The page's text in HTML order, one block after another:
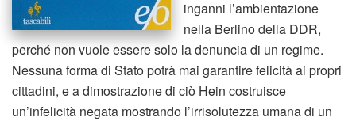
inganni l’ambientazione
nella Berlino della DDR,
perché non vuole essere solo la denuncia di un regime.
Nessuna forma di Stato potrà mai garantire felicità ai propri
cittadini, e a dimostrazione di ciò Hein costruisce
un’infelicità negata mostrando l’irrisolutezza umana di un